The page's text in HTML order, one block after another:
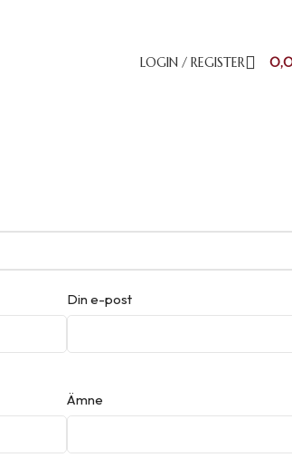
LOGIN / REGISTER
Din e-post
Ämne